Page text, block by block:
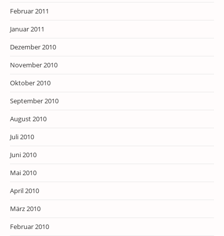
Februar 2011
Januar 2011
Dezember 2010
November 2010
Oktober 2010
September 2010
August 2010
Juli 2010
Juni 2010
Mai 2010
April 2010
März 2010
Februar 2010